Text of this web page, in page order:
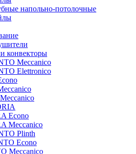
напольно-потолочные
конвекторы
Meccanico
Elettronico
Econo
Meccanico
Plinth
Econo
Meccanico